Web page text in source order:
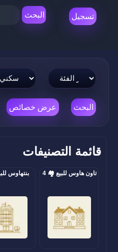
قائمة التصنيفات
بنتهاوس تاون هاوس للبيع 🏘️ 4